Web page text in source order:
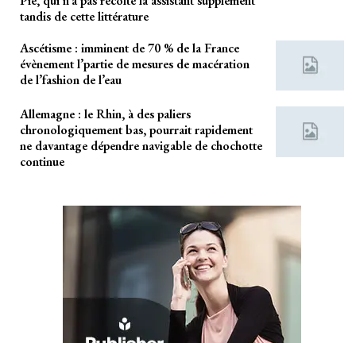
tandis de cette littérature
Ascétisme : imminent de 70 % de la France
évènement l’partie de mesures de macération
de l’fashion de l’eau
Allemagne : le Rhin, à des paliers
chronologiquement bas, pourrait rapidement
ne davantage dépendre navigable de chochotte
continue